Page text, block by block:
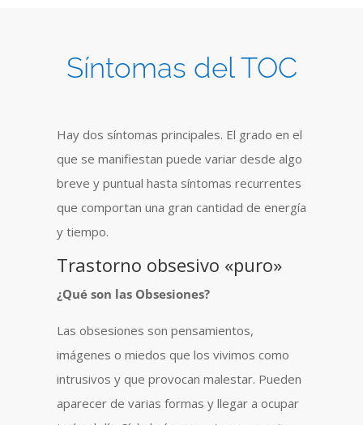
Síntomas del TOC
Hay dos síntomas principales. El grado en el
que se manifiestan puede variar desde algo
breve y puntual hasta síntomas recurrentes
que comportan una gran cantidad de energía
y tiempo.
Trastorno obsesivo «puro»
¿Qué son las Obsesiones?
Las obsesiones son pensamientos,
imágenes o miedos que los vivimos como
intrusivos y que provocan malestar. Pueden
aparecer de varias formas y llegar a ocupar